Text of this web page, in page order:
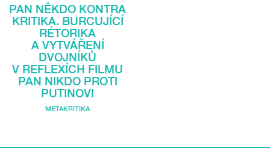
PAN NĚKDO KONTRA
KRITIKA. BURCUJÍCÍ
RÉTORIKA
A VYTVÁŘENÍ
DVOJNÍKŮ
V REFLEXÍCH FILMU
PAN NIKDO PROTI
PUTINOVI
METAKRITIKA